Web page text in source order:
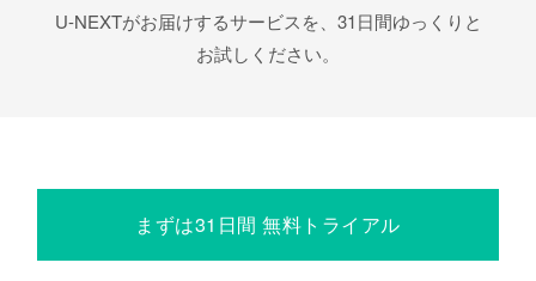
U-NEXTがお届けするサービスを、31日間ゆっくりと
お試しください。
まずは31日間 無料トライアル